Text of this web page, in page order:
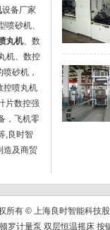
[2020-12-14]
术 [2020-12-14]
设备厂家
喷砂机、
丸机、数
机、数控
砂机，
控喷丸机
片数控强
，飞机零
,良时智
造及商贸
所有 © 上海良时智能科技
罗计量泵 双层恒温摇床 按